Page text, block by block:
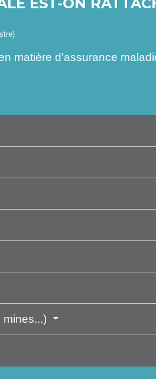
matière d'assurance